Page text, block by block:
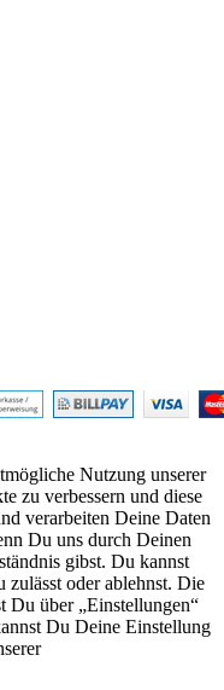
Nutzung unserer
zu verbessern und diese
verarbeiten Deine Daten
Du uns durch Deinen
gibst. Du kannst
zulässt oder ablehnst. Die
Du über „Einstellungen“
Du Deine Einstellung